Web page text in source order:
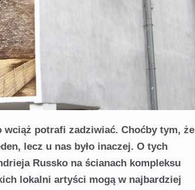
wciąż potrafi zadziwiać. Choćby tym, że
lecz u nas było inaczej. O tych
Russko na ścianach kompleksu
lokalni artyści mogą w najbardziej